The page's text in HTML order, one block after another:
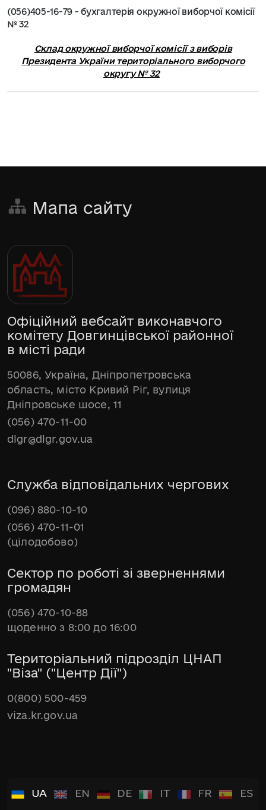
(056)405-16-79 - бухгалтерія окружної виборчої комісії
№ 32
Склад окружної виборчої комісії з виборів
Президента України територіального виборчого
округу № 32
Мапа сайту
Офіційний вебсайт виконавчого
комітету Довгинцівської районної
в місті ради
50086, Україна, Дніпропетровська
область, місто Кривий Ріг, вулиця
Дніпровське шосе, 11
(056) 470-11-00
dlgr@dlgr.gov.ua
Служба відповідальних чергових
(096) 880-10-10
(056) 470-11-01
(цілодобово)
Сектор по роботі зі зверненнями
громадян
(056) 470-10-88
щоденно з 8:00 до 16:00
Територіальний підрозділ ЦНАП
"Віза" ("Центр Дії")
0(800) 500-459
viza.kr.gov.ua
UA EN DE IT FR ES